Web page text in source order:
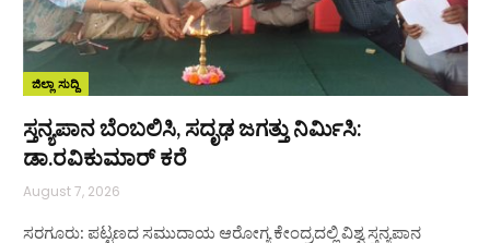
ಜಿಲ್ಲಾ ಸುದ್ದಿ
ಸ್ತನ್ಯಪಾನ ಬೆಂಬಲಿಸಿ, ಸದೃಢ ಜಗತ್ತು ನಿರ್ಮಿಸಿ:
ಡಾ.ರವಿಕುಮಾರ್ ಕರೆ
August 7, 2026
ಸರಗೂರು: ಪಟ್ಟಣದ ಸಮುದಾಯ ಆರೋಗ್ಯ ಕೇಂದ್ರದಲ್ಲಿ ವಿಶ್ವ ಸ್ತನ್ಯಪಾನ